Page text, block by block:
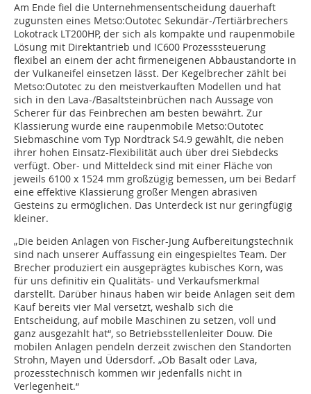
Am Ende fiel die Unternehmensentscheidung dauerhaft
zugunsten eines Metso:Outotec Sekundär-/Tertiärbrechers
Lokotrack LT200HP, der sich als kompakte und raupenmobile
Lösung mit Direktantrieb und IC600 Prozesssteuerung
flexibel an einem der acht firmeneigenen Abbaustandorte in
der Vulkaneifel einsetzen lässt. Der Kegelbrecher zählt bei
Metso:Outotec zu den meistverkauften Modellen und hat
sich in den Lava-/Basaltsteinbrüchen nach Aussage von
Scherer für das Feinbrechen am besten bewährt. Zur
Klassierung wurde eine raupenmobile Metso:Outotec
Siebmaschine vom Typ Nordtrack S4.9 gewählt, die neben
ihrer hohen Einsatz-Flexibilität auch über drei Siebdecks
verfügt. Ober- und Mitteldeck sind mit einer Fläche von
jeweils 6100 x 1524 mm großzügig bemessen, um bei Bedarf
eine effektive Klassierung großer Mengen abrasiven
Gesteins zu ermöglichen. Das Unterdeck ist nur geringfügig
kleiner.
„Die beiden Anlagen von Fischer-Jung Aufbereitungstechnik
sind nach unserer Auffassung ein eingespieltes Team. Der
Brecher produziert ein ausgeprägtes kubisches Korn, was
für uns definitiv ein Qualitäts- und Verkaufsmerkmal
darstellt. Darüber hinaus haben wir beide Anlagen seit dem
Kauf bereits vier Mal versetzt, weshalb sich die
Entscheidung, auf mobile Maschinen zu setzen, voll und
ganz ausgezahlt hat“, so Betriebsstellenleiter Douw. Die
mobilen Anlagen pendeln derzeit zwischen den Standorten
Strohn, Mayen und Üdersdorf. „Ob Basalt oder Lava,
prozesstechnisch kommen wir jedenfalls nicht in
Verlegenheit.“